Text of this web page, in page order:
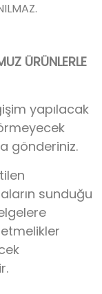
ÜRÜNLERLE
yapılacak
gönderiniz.
sunduğu